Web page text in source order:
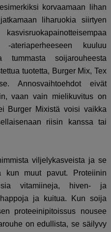
korvaamaan lihan
liharuokia siirtyen
kuuluu
soijarouheesta
tuotetta, Burger Mix, Tex
Annosvaihtoehdot eivät
vaan vain mielikuvitus on
Burger Mixistä voisi vaikka
riisin kanssa tai
viljelykasveista ja se
kun muut pavut. Proteiinin
vitamiineja, hiven- ja
ja kuitua. Kun soija
proteeinipitoissus nousee
on edullista, se säilyvy